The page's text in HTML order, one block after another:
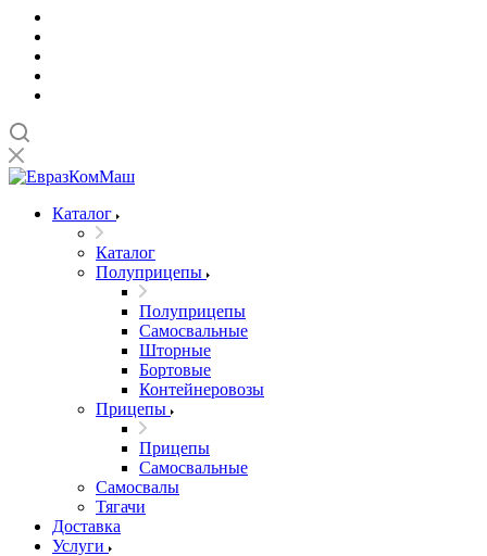
Каталог
Каталог
Полуприцепы
Полуприцепы
Самосвальные
Шторные
Бортовые
Контейнеровозы
Прицепы
Прицепы
Самосвальные
Самосвалы
Тягачи
Доставка
Услуги